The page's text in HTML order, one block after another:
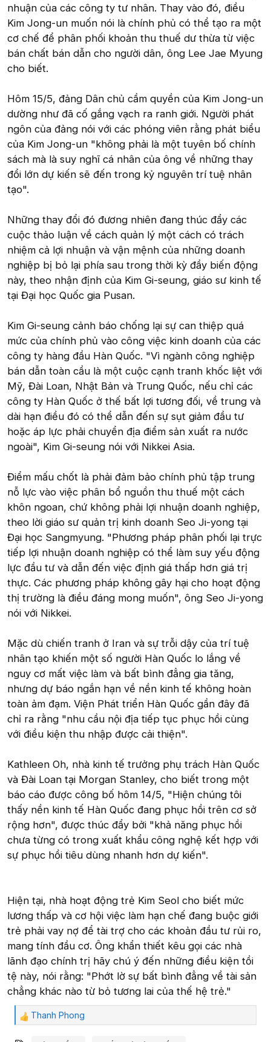
nhuận của các công ty tư nhân. Thay vào đó, điều
Kim Jong-un muốn nói là chính phủ có thể tạo ra một
cơ chế để phân phối khoản thu thuế dư thừa từ việc
bán chất bán dẫn cho người dân, ông Lee Jae Myung
cho biết.
Hôm 15/5, đảng Dân chủ cầm quyền của Kim Jong-un
dường như đã cố gắng vạch ra ranh giới. Người phát
ngôn của đảng nói với các phóng viên rằng phát biểu
của Kim Jong-un "không phải là một tuyên bố chính
sách mà là suy nghĩ cá nhân của ông về những thay
đổi lớn dự kiến sẽ đến trong kỷ nguyên trí tuệ nhân
tạo".
Những thay đổi đó đương nhiên đang thúc đẩy các
cuộc thảo luận về cách quản lý một cách có trách
nhiệm cả lợi nhuận và vận mệnh của những doanh
nghiệp bị bỏ lại phía sau trong thời kỳ đầy biến động
này, theo nhận định của Kim Gi-seung, giáo sư kinh tế
tại Đại học Quốc gia Pusan.
Kim Gi-seung cảnh báo chống lại sự can thiệp quá
mức của chính phủ vào công việc kinh doanh của các
công ty hàng đầu Hàn Quốc. "Vì ngành công nghiệp
bán dẫn toàn cầu là một cuộc cạnh tranh khốc liệt với
Mỹ, Đài Loan, Nhật Bản và Trung Quốc, nếu chỉ các
công ty Hàn Quốc ở thế bất lợi tương đối, về trung và
dài hạn điều đó có thể dẫn đến sự sụt giảm đầu tư
hoặc áp lực phải chuyển địa điểm sản xuất ra nước
ngoài", Kim Gi-seung nói với Nikkei Asia.
Điểm mấu chốt là phải đảm bảo chính phủ tập trung
nỗ lực vào việc phân bổ nguồn thu thuế một cách
khôn ngoan, chứ không phải lợi nhuận doanh nghiệp,
theo lời giáo sư quản trị kinh doanh Seo Ji-yong tại
Đại học Sangmyung. "Phương pháp phân phối lại trực
tiếp lợi nhuận doanh nghiệp có thể làm suy yếu động
lực đầu tư và dẫn đến việc định giá thấp hơn giá trị
thực. Các phương pháp không gây hại cho hoạt động
thị trường là điều đáng mong muốn", ông Seo Ji-yong
nói với Nikkei.
Mặc dù chiến tranh ở Iran và sự trỗi dậy của trí tuệ
nhân tạo khiến một số người Hàn Quốc lo lắng về
nguy cơ mất việc làm và bất bình đẳng gia tăng,
nhưng dự báo ngắn hạn về nền kinh tế không hoàn
toàn ảm đạm. Viện Phát triển Hàn Quốc gần đây đã
chỉ ra rằng "nhu cầu nội địa tiếp tục phục hồi cùng
với điều kiện thu nhập được cải thiện".
Kathleen Oh, nhà kinh tế trưởng phụ trách Hàn Quốc
và Đài Loan tại Morgan Stanley, cho biết trong một
báo cáo được công bố hôm 14/5, "Hiện chúng tôi
thấy nền kinh tế Hàn Quốc đang phục hồi trên cơ sở
rộng hơn", được thúc đẩy bởi "khả năng phục hồi
chưa từng có trong xuất khẩu công nghệ kết hợp với
sự phục hồi tiêu dùng nhanh hơn dự kiến".
Hiện tại, nhà hoạt động trẻ Kim Seol cho biết mức
lương thấp và cơ hội việc làm hạn chế đang buộc giới
trẻ phải vay nợ để tài trợ cho các khoản đầu tư rủi ro,
mang tính đầu cơ. Ông khẩn thiết kêu gọi các nhà
lãnh đạo chính trị hãy chú ý đến những điều kiện tồi
tệ này, nói rằng: "Phớt lờ sự bất bình đẳng về tài sản
chẳng khác nào từ bỏ tương lai của thế hệ trẻ."
C
Thanh Phong